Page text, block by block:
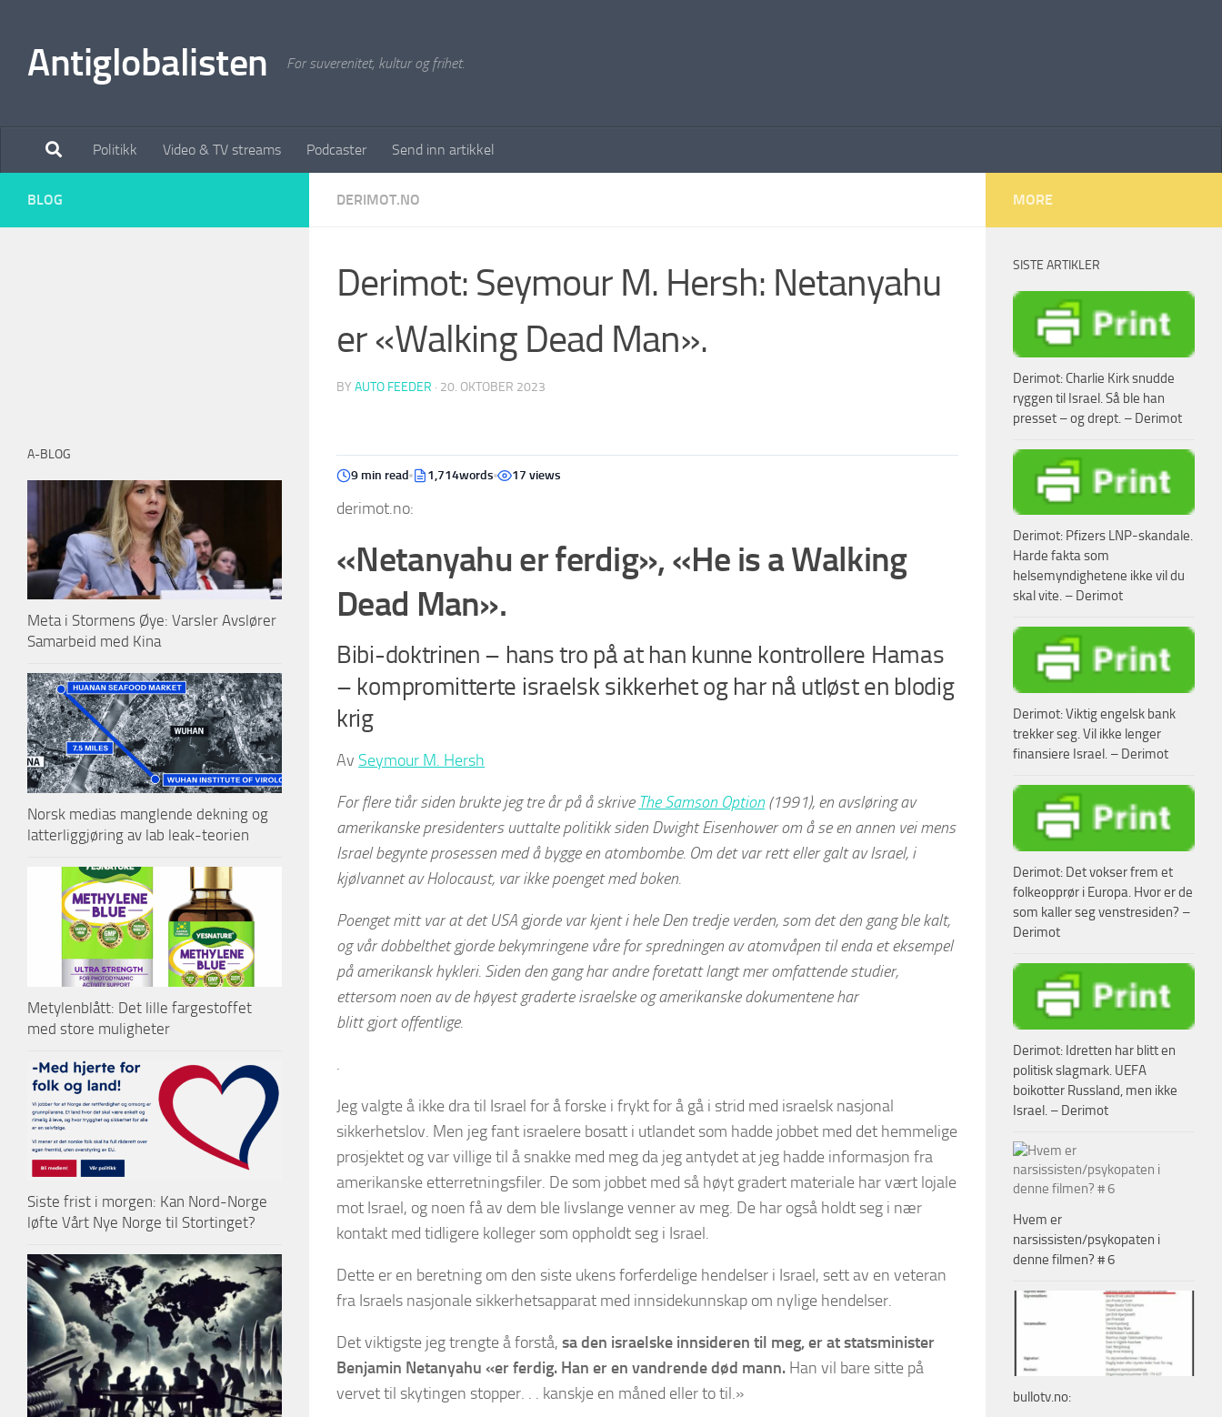
Antiglobalisten For suverenitet, kultur og frihet.
Politikk Video & TV streams Podcaster Send inn artikkel
DERIMOT.NO
Derimot: Seymour M. Hersh: Netanyahu
er «Walking Dead Man».
BY AUTO FEEDER · 20. OKTOBER 2023
9 min read 1,714words 17 views
derimot.no:
«Netanyahu er ferdig», «He is a Walking
Dead Man».
Bibi-doktrinen – hans tro på at han kunne kontrollere Hamas
– kompromitterte israelsk sikkerhet og har nå utløst en blodig
krig
Av Seymour M. Hersh
Forflere tiår siden brukte jeg tre år på å skrive The Samson Option(1991), en avsløring av
amerikanske presidenters uuttalte politikksiden Dwight Eisenhoweromå se en annen vei mens
Israel begynte prosessen med å bygge en atombombe. Om det var rett eller galtavIsrael, i
kjølvannet av Holocaust, var ikke poenget med boken.
Poenget mitt var at detUSA gjorde var kjent i heleDen tredje verden, som det den gang ble kalt,
og vår dobbelthet gjorde bekymringene våre for spredningen av atomvåpen tilendaet eksempel
på amerikansk hykleri. Siden den gang har andre foretatt langt mer omfattende studier,
ettersom noen av de høyest graderte israelske og amerikanske dokumentene har
blittgjortoffentlige.
.
Jeg valgte å ikke dra til Israel for å forske i frykt for å gå i strid med israelsk nasjonal
sikkerhetslov. Men jeg fant israelere bosatt i utlandet som hadde jobbet med det hemmelige
prosjektet og var villige til å snakke med meg da jeg antydet at jeg hadde informasjon fra
amerikanske etterretningsfiler. De som jobbet med så høyt gradert materiale har vært lojale
mot Israel, og noen få av dem ble livslange venner av meg. De har også holdt seg i nær
kontakt med tidligere kolleger som oppholdt seg i Israel.
Dette er en beretning om den siste ukens forferdelige hendelser i Israel, sett av en veteran
fra Israels nasjonale sikkerhetsapparat med innsidekunnskap om nylige hendelser.
Det viktigste jeg trengte å forstå, sa den israelske innsideren til meg, er at statsminister
Benjamin Netanyahu «er ferdig. Han er en vandrende død mann. Han vil bare sitte på
vervet til skytingen stopper. . . kanskje en måned eller to til.»
BLOG
A-BLOG
Meta i Stormens Øye: Varsler Avslører
Samarbeid med Kina
Norsk medias manglende dekning og
latterliggjøring av lab leak-teorien
Metylenblått: Det lille fargestoffet
med store muligheter
Siste frist i morgen: Kan Nord-Norge
løfte Vårt Nye Norge til Stortinget?
MORE
SISTE ARTIKLER
Derimot: Charlie Kirk snudde
ryggen til Israel. Så ble han
presset – og drept. – Derimot
Derimot: Pfizers LNP-skandale.
Harde fakta som
helsemyndighetene ikke vil du
skal vite. – Derimot
Derimot: Viktig engelsk bank
trekker seg. Vil ikke lenger
finansiere Israel. – Derimot
Derimot: Det vokser frem et
folkeopprør i Europa. Hvor er de
som kaller seg venstresiden? –
Derimot
Derimot: Idretten har blitt en
politisk slagmark. UEFA
boikotter Russland, men ikke
Israel. – Derimot
Hvem er
narsissisten/psykopaten i
denne filmen? # 6
bullotv.no: